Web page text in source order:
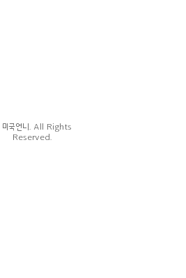
국언니. All Rights
Reserved.